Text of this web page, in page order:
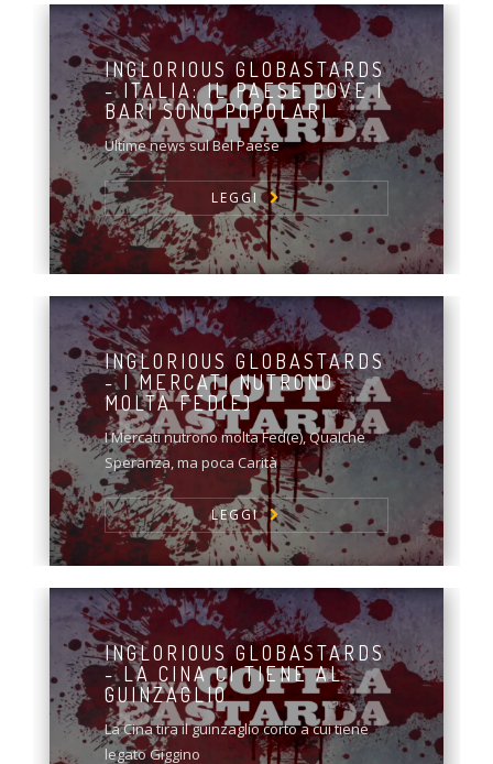
INGLORIOUS GLOBASTARDS
- ITALIA: IL PAESE DOVE I
BARI SONO POPOLARI
Ultime news sul Bel Paese
LEGGI
INGLORIOUS GLOBASTARDS
- I MERCATI NUTRONO
MOLTA FED(E)
I Mercati nutrono molta Fed(e), Qualche
Speranza, ma poca Carità
LEGGI
INGLORIOUS GLOBASTARDS
- LA CINA CI TIENE AL
GUINZAGLIO
La Cina tira il guinzaglio corto a cui tiene
legato Giggino